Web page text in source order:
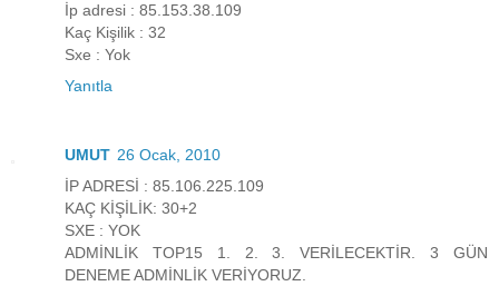
İp adresi : 85.153.38.109
Kaç Kişilik : 32
Sxe : Yok
Yanıtla
UMUT 26 Ocak, 2010
İP ADRESİ : 85.106.225.109
KAÇ KİŞİLİK: 30+2
SXE : YOK
ADMİNLİK TOP15 1. 2. 3. VERİLECEKTİR. 3 GÜN
DENEME ADMİNLİK VERİYORUZ.